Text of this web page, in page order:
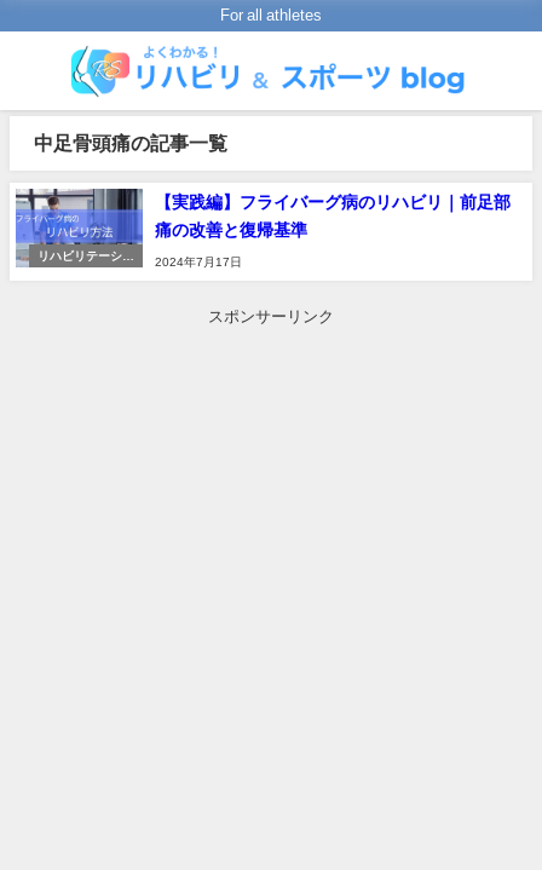
For all athletes
中足骨頭痛の記事一覧
リハビリテーショ
【実践編】フライバーグ病のリハビリ｜前足部
痛の改善と復帰基準
2024年7月17日
スポンサーリンク